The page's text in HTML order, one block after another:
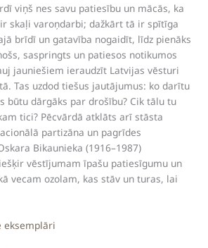
viņš nes savu patiesību un mācās, ka
skaļi varoņdarbi; dažkārt tā ir spītīga
brīdī un gatavība nogaidīt, līdz pienāks
saspringts un patiesos notikumos
jauniešiem ieraudzīt Latvijas vēsturi
Tas uzdod tiešus jautājumus: ko darītu
būtu dārgāks par drošību? Cik tālu tu
tici? Pēcvārdā atklāts arī stāsta
partizāna un pagrīdes
Bikaunieka (1916–1987)
vēstījumam īpašu patiesīgumu un
vecam ozolam, kas stāv un turas, lai
eksemplāri